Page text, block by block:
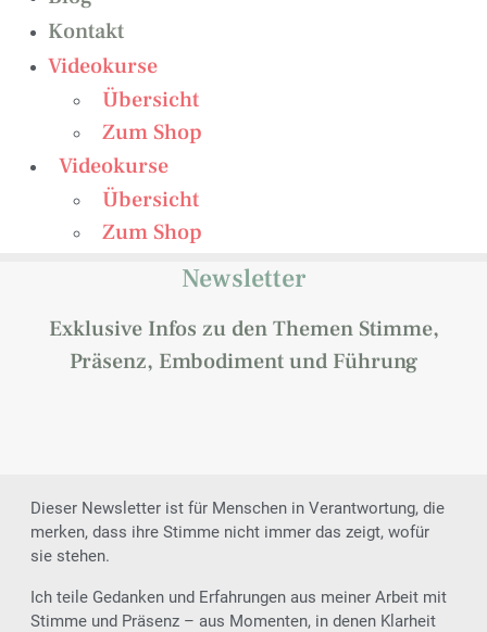
Kontakt
Videokurse
Übersicht
Zum Shop
Videokurse
Übersicht
Zum Shop
Newsletter
Exklusive Infos zu den Themen Stimme,
Präsenz, Embodiment und Führung
Dieser Newsletter ist für Menschen in Verantwortung, die
merken, dass ihre Stimme nicht immer das zeigt, wofür
sie stehen.
Ich teile Gedanken und Erfahrungen aus meiner Arbeit mit
Stimme und Präsenz – aus Momenten, in denen Klarheit